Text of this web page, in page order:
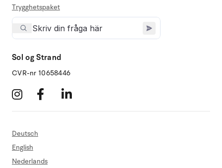
Trygghetspaket
Sol og Strand
CVR-nr 10658446
Deutsch
English
Nederlands